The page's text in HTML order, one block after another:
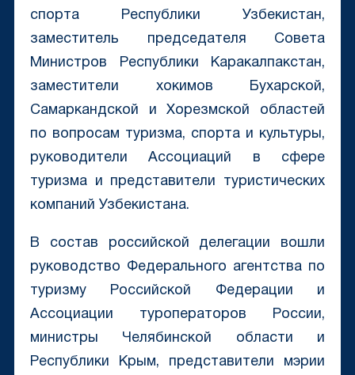
спорта Республики Узбекистан,
заместитель председателя Совета
Министров Республики Каракалпакстан,
заместители хокимов Бухарской,
Самаркандской и Хорезмской областей
по вопросам туризма, спорта и культуры,
руководители Ассоциаций в сфере
туризма и представители туристических
компаний Узбекистана.
В состав российской делегации вошли
руководство Федерального агентства по
туризму Российской Федерации и
Ассоциации туроператоров России,
министры Челябинской области и
Республики Крым, представители мэрии